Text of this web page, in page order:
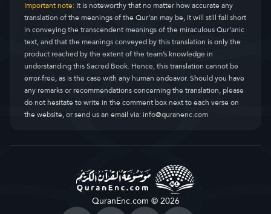
Important note:It is noteworthy that no matter how accurate any
translation of the meanings of the Qur’an may be, it will still fall short
in conveying the transcendent meanings of the miraculous Qur’anic
text, and that the meanings conveyed by this translation is only the
product reached by the extent of the team’s knowledge in
understanding this Sacred Book. Hence, this translation cannot be
error-free, as is the case with any human endeavor. Should you have
any remarks or recommendations concerning the translation, please
do not hesitate to write in the comment box next to each verse on
the website, or send us an email via:info@quranenc.com
QuranEnc.com © 2026